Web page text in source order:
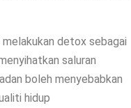
detox sebagai
saluran
boleh menyebabkan
hidup